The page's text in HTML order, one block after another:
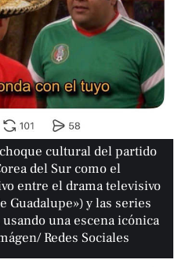
cultural del partido
del Sur como el
entre el drama televisivo
Guadalupe») y las series
una escena icónica
Redes Sociales